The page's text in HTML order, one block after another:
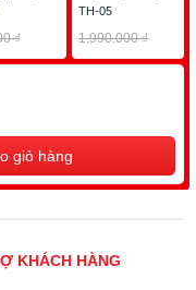
giặt
khi giặt
ion bạc Ag+ diệt khuẩn
kép SCREW +
₫
₫
TH-05
1.990.000 ₫
1.490.000 ₫
giỏ hàng
KHÁCH HÀNG